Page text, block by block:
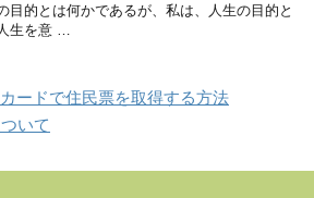
目的とは何かであるが、私は、人生の目的と
生を意 …
ードで住民票を取得する方法
いて